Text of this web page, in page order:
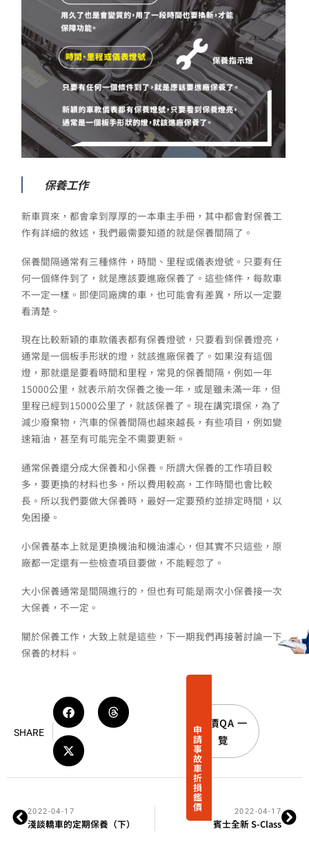
申
請
事
故
車
折
損
鑑
價
保養工作
新車買來，都會拿到厚厚的一本車主手冊，其中都會對保養工
作有詳細的敘述，我們最需要知道的就是保養間隔了。
保養間隔通常有三種條件，時間、里程或儀表燈號。只要有任
何一個條件到了，就是應該要進廠保養了。這些條件，每款車
不一定一樣。即使同廠牌的車，也可能會有差異，所以一定要
看清楚。
現在比較新穎的車款儀表都有保養燈號，只要看到保養燈亮，
通常是一個板手形狀的燈，就該進廠保養了。如果沒有這個
燈，那就還是要看時間和里程，常見的保養間隔，例如一年
15000公里，就表示前次保養之後一年，或是雖未滿一年，但
里程已經到15000公里了，就該保養了。現在講究環保，為了
減少廢棄物，汽車的保養間隔也越來越長，有些項目，例如變
速箱油，甚至有可能完全不需要更新。
通常保養還分成大保養和小保養。所謂大保養的工作項目較
多，要更換的材料也多，所以費用較高，工作時間也會比較
長。所以我們要做大保養時，最好一定要預約並排定時間，以
免困擾。
小保養基本上就是更換機油和機油濾心，但其實不只這些，原
廠都一定還有一些檢查項目要做，不能輕忽了。
大小保養通常是間隔進行的，但也有可能是兩次小保養接一次
大保養，不一定。
關於保養工作，大致上就是這些，下一期我們再接著討論一下
保養的材料。
SHARE
鑑價QA 一
覽
2022-04-17
淺談轎車的定期保養（下）
2022-04-17
賓士全新 S-Class